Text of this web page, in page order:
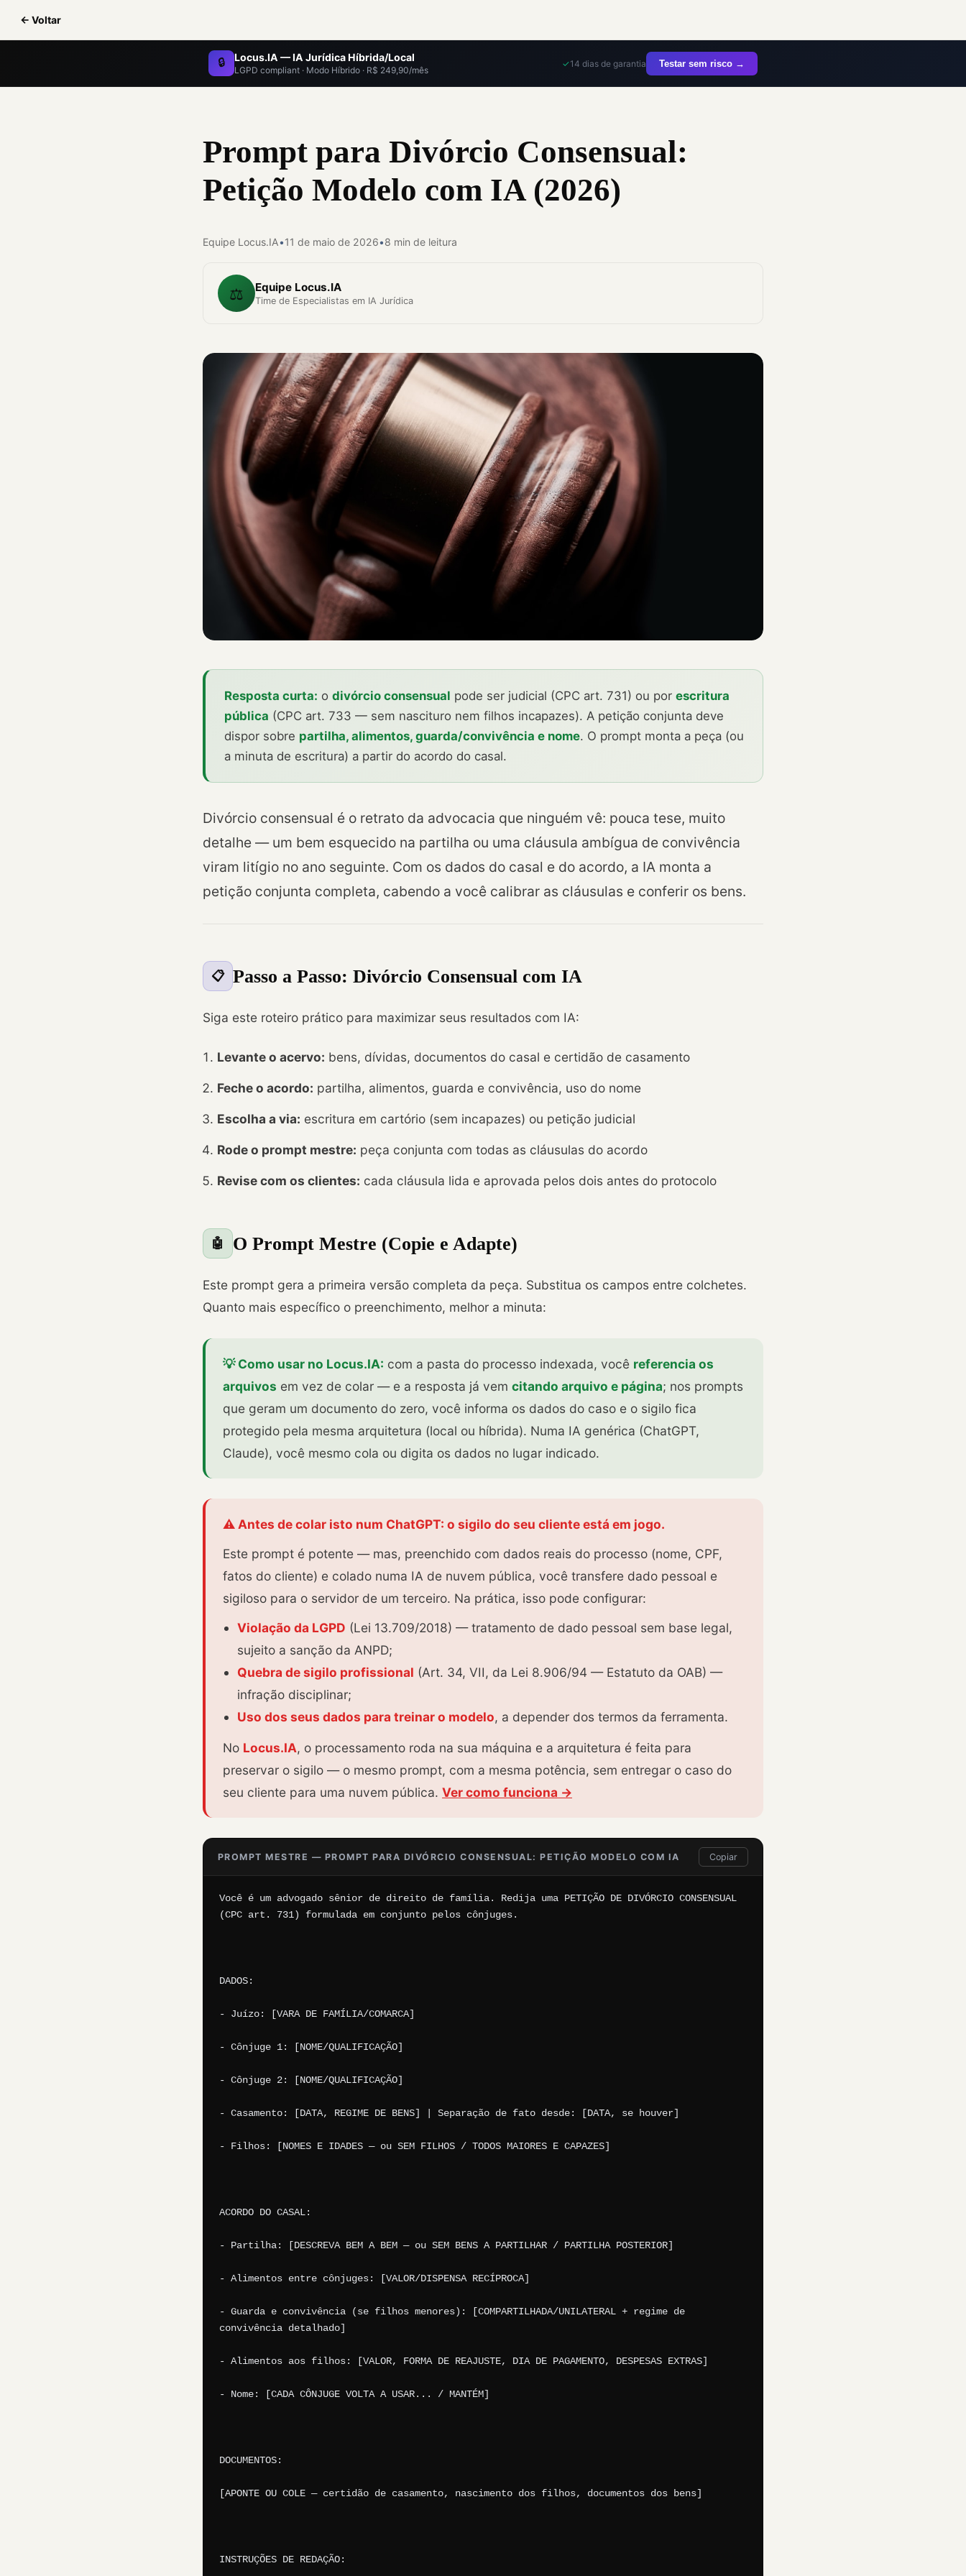
← Voltar
🔒 Locus.IA — IA Jurídica Híbrida/Local
LGPD compliant · Modo Híbrido · R$ 249,90/mês
✓14 dias de garantia Testar sem risco →
Prompt para Divórcio Consensual:
Petição Modelo com IA (2026)
Equipe Locus.IA•11 de maio de 2026•8 min de leitura
⚖️ Equipe Locus.IA
Time de Especialistas em IA Jurídica
Resposta curta: o divórcio consensual pode ser judicial (CPC art. 731) ou por escritura
pública (CPC art. 733 — sem nascituro nem filhos incapazes). A petição conjunta deve
dispor sobre partilha, alimentos, guarda/convivência e nome. O prompt monta a peça (ou
a minuta de escritura) a partir do acordo do casal.
Divórcio consensual é o retrato da advocacia que ninguém vê: pouca tese, muito
detalhe — um bem esquecido na partilha ou uma cláusula ambígua de convivência
viram litígio no ano seguinte. Com os dados do casal e do acordo, a IA monta a
petição conjunta completa, cabendo a você calibrar as cláusulas e conferir os bens.
📋 Passo a Passo: Divórcio Consensual com IA
Siga este roteiro prático para maximizar seus resultados com IA:
Levante o acervo: bens, dívidas, documentos do casal e certidão de casamento
Feche o acordo: partilha, alimentos, guarda e convivência, uso do nome
Escolha a via: escritura em cartório (sem incapazes) ou petição judicial
Rode o prompt mestre: peça conjunta com todas as cláusulas do acordo
Revise com os clientes: cada cláusula lida e aprovada pelos dois antes do protocolo
🤖 O Prompt Mestre (Copie e Adapte)
Este prompt gera a primeira versão completa da peça. Substitua os campos entre colchetes.
Quanto mais específico o preenchimento, melhor a minuta:
💡 Como usar no Locus.IA: com a pasta do processo indexada, você referencia os
arquivos em vez de colar — e a resposta já vem citando arquivo e página; nos prompts
que geram um documento do zero, você informa os dados do caso e o sigilo fica
protegido pela mesma arquitetura (local ou híbrida). Numa IA genérica (ChatGPT,
Claude), você mesmo cola ou digita os dados no lugar indicado.
⚠️ Antes de colar isto num ChatGPT: o sigilo do seu cliente está em jogo.
Este prompt é potente — mas, preenchido com dados reais do processo (nome, CPF,
fatos do cliente) e colado numa IA de nuvem pública, você transfere dado pessoal e
sigiloso para o servidor de um terceiro. Na prática, isso pode configurar:
Violação da LGPD (Lei 13.709/2018) — tratamento de dado pessoal sem base legal,
sujeito a sanção da ANPD;
Quebra de sigilo profissional (Art. 34, VII, da Lei 8.906/94 — Estatuto da OAB) —
infração disciplinar;
Uso dos seus dados para treinar o modelo, a depender dos termos da ferramenta.
No Locus.IA, o processamento roda na sua máquina e a arquitetura é feita para
preservar o sigilo — o mesmo prompt, com a mesma potência, sem entregar o caso do
seu cliente para uma nuvem pública. Ver como funciona →
PROMPT MESTRE — PROMPT PARA DIVÓRCIO CONSENSUAL: PETIÇÃO MODELO COM IA Copiar
Você é um advogado sênior de direito de família. Redija uma PETIÇÃO DE DIVÓRCIO CONSENSUAL
(CPC art. 731) formulada em conjunto pelos cônjuges.
DADOS:
- Juízo: [VARA DE FAMÍLIA/COMARCA]
- Cônjuge 1: [NOME/QUALIFICAÇÃO]
- Cônjuge 2: [NOME/QUALIFICAÇÃO]
- Casamento: [DATA, REGIME DE BENS] | Separação de fato desde: [DATA, se houver]
- Filhos: [NOMES E IDADES — ou SEM FILHOS / TODOS MAIORES E CAPAZES]
ACORDO DO CASAL:
- Partilha: [DESCREVA BEM A BEM — ou SEM BENS A PARTILHAR / PARTILHA POSTERIOR]
- Alimentos entre cônjuges: [VALOR/DISPENSA RECÍPROCA]
- Guarda e convivência (se filhos menores): [COMPARTILHADA/UNILATERAL + regime de
convivência detalhado]
- Alimentos aos filhos: [VALOR, FORMA DE REAJUSTE, DIA DE PAGAMENTO, DESPESAS EXTRAS]
- Nome: [CADA CÔNJUGE VOLTA A USAR... / MANTÉM]
DOCUMENTOS:
[APONTE OU COLE — certidão de casamento, nascimento dos filhos, documentos dos bens]
INSTRUÇÕES DE REDAÇÃO: